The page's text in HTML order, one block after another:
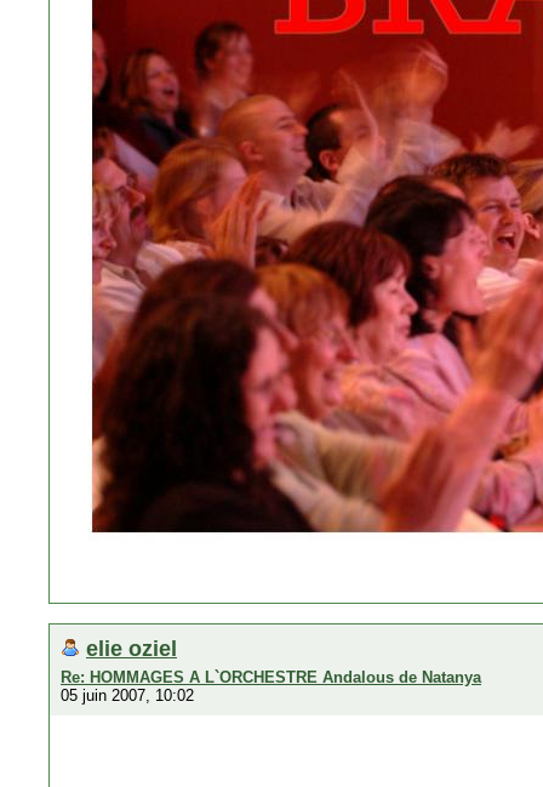
elie oziel
Re: HOMMAGES A L`ORCHESTRE Andalous de Natanya
05 juin 2007, 10:02